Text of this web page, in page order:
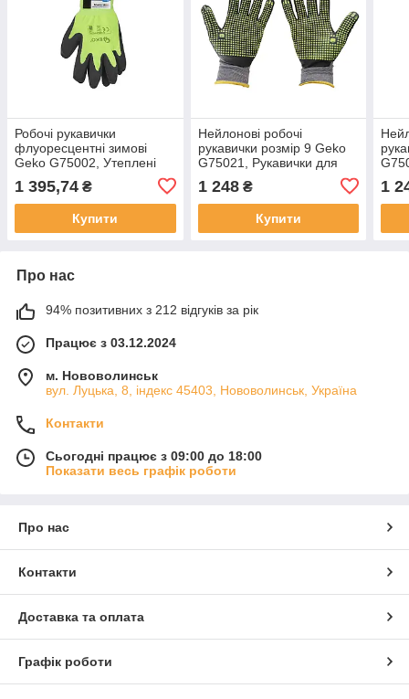
Робочі рукавички
флуоресцентні зимові
Geko G75002, Утеплені
Рукавички з
прорезиненою поверхнею
1 395,74 ₴
Купити
Нейлонові робочі
рукавички розмір 9 Geko
G75021, Рукавички для
1 248₴
Купити
1
Про нас
94% позитивних з 212 відгуків за рік
Працює з 03.12.2024
м. Нововолинськ
вул. Луцька, 8, індекс 45403, Нововолинськ, Україна
Контакти
Сьогодні працює з 09:00 до 18:00
Показати весь графік роботи
Про нас
Контакти
Доставка та оплата
Графік роботи